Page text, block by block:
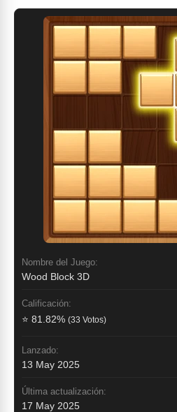
Nombre del Juego:
Wood Block 3D
Calificación:
⭐ 81.82% (33 Votos)
Lanzado:
13 May 2025
Última actualización:
17 May 2025